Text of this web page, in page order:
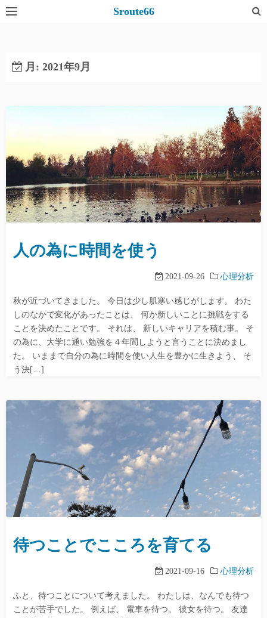
コ
Sroute66
月: 2021年9月
人の為に時間を使う
2021-09-26 心理分析
秋が近づいてきました。 今日は少し肌寒い感じがします。 わた
しのなかで変化があったことは、 何か新しいことに挑戦をする
ことを決めたことです。 それは、 新しいキャリアを積む事。 そ
の為に、大学に通い勉強を４年間しようと言うことに決めまし
た。 いままで自分の為に時間を使い人生を豊かに生きよう、 そ
う決[…]
待つことでこころを育てる
2021-09-16 心理分析
ふと、待つことについて考えました。 わたしは、なんでも待つ
ことが苦手でした。 例えば、 電車を待つ。 彼女を待つ。 友達